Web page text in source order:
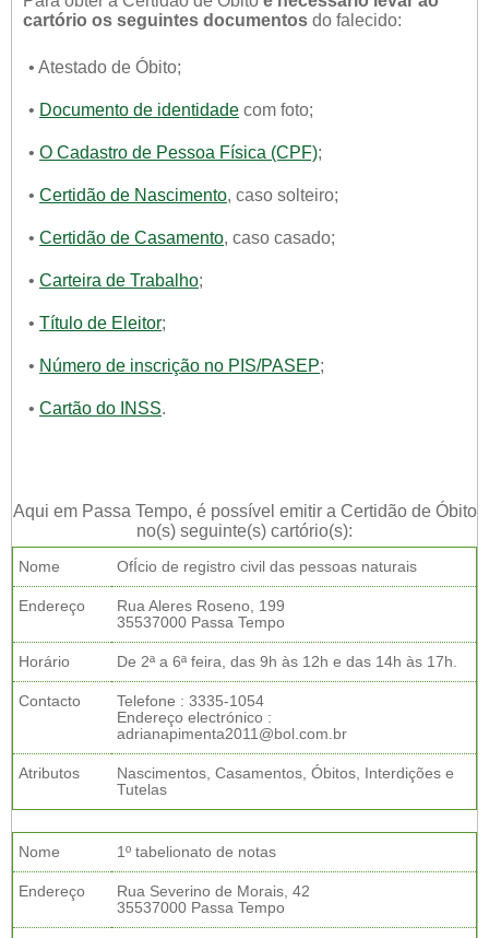
cartório os seguintes documentos do falecido:
• Atestado de Óbito;
• Documento de identidade com foto;
• O Cadastro de Pessoa Física (CPF);
• Certidão de Nascimento, caso solteiro;
• Certidão de Casamento, caso casado;
• Carteira de Trabalho;
• Título de Eleitor;
• Número de inscrição no PIS/PASEP;
• Cartão do INSS.
Aqui em Passa Tempo, é possível emitir a Certidão de Óbito
no(s) seguinte(s) cartório(s):
Nome OfÍcio de registro civil das pessoas naturais
Endereço
Rua Aleres Roseno, 199
35537000 Passa Tempo
Horário De 2ª a 6ª feira, das 9h às 12h e das 14h às 17h.
Contacto
Telefone : 3335-1054
Endereço electrónico :
adrianapimenta2011@bol.com.br
Atributos
Nascimentos, Casamentos, Óbitos, Interdições e
Tutelas
Nome 1º tabelionato de notas
Endereço
Rua Severino de Morais, 42
35537000 Passa Tempo